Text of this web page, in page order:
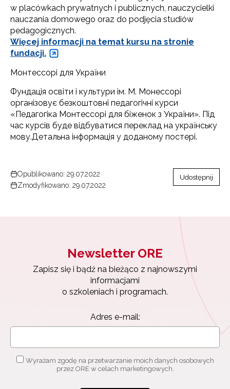
w placówkach prywatnych i publicznych, nauczycielki
nauczania domowego oraz do podjęcia studiów
pedagogicznych.
Więcej informacji na temat kursu na stronie
fundacji.
Монтессорі для України
Фундація освіти і культури ім. М. Монессорі
організовує безкоштовні педагогічні курси
«Педагогіка Монтессорі для біженок з України». Під
час курсів буде відбуватися переклад на українську
мову.Детальна інформація у доданому постері.
Opublikowano: 29.07.2022
Zmodyfikowano: 29.07.2022
Udostępnij
Newsletter ORE
Zapisz się i bądź na bieżąco z najnowszymi
informacjami
o szkoleniach i programach.
Adres e-mail:
Wyrażam zgodę na przetwarzanie moich danych osobowych
przez ORE w celach marketingowych.